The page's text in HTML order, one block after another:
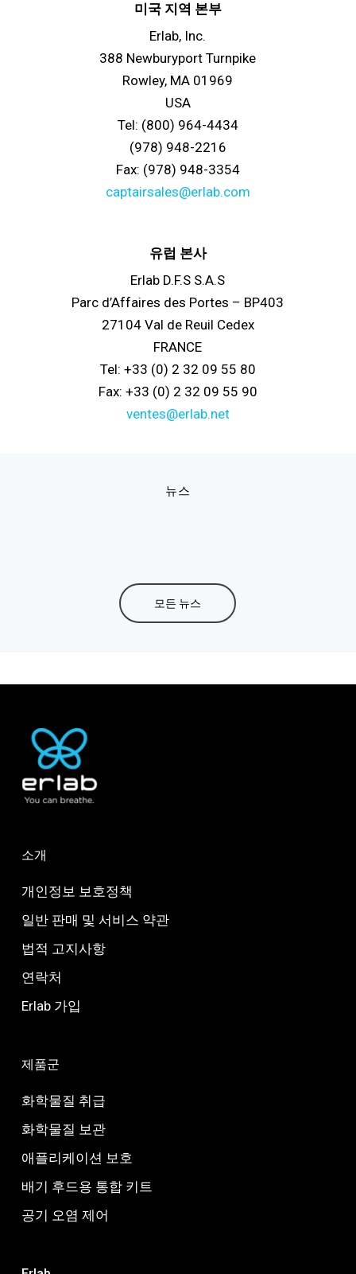
미국 지역 본부
Erlab, Inc.
388 Newburyport Turnpike
Rowley, MA 01969
USA
Tel: (800) 964-4434
(978) 948-2216
Fax: (978) 948-3354
captairsales@erlab.com
유럽 본사
Erlab D.F.S S.A.S
Parc d’Affaires des Portes – BP403
27104 Val de Reuil Cedex
FRANCE
Tel: +33 (0) 2 32 09 55 80
Fax: +33 (0) 2 32 09 55 90
ventes@erlab.net
뉴스
모든 뉴스
소개
개인정보 보호정책
일반 판매 및 서비스 약관
법적 고지사항
연락처
Erlab 가입
제품군
화학물질 취급
화학물질 보관
애플리케이션 보호
배기 후드용 통합 키트
공기 오염 제어